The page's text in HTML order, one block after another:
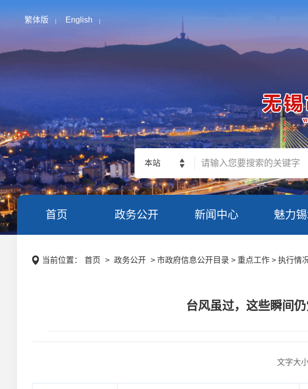
繁体版 English
本站
首页 政务公开 新闻中心 魅力
当前位置： 首页 > 政务公开 > 市政府信息公开目录 > 重点工作 > 执行情
台风虽过，这些瞬间
文字大